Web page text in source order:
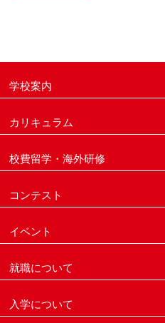
学校案内
カリキュラム
校費留学・海外研修
コンテスト
イベント
就職について
入学について